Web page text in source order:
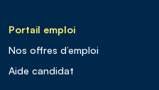
Portail emploi
Nos offres d’emploi
Aide candidat